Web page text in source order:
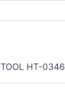
HT-0346